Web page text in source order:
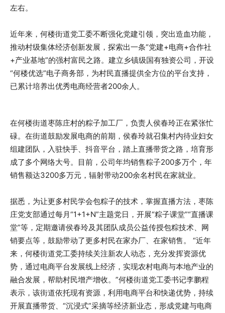
左右。
近年来，何楼街道党工委不断强化党建引领，突出造血功能，
推动村级集体经济创新发展，探索出一条“党建+电商+合作社
+产业基地”的强村富民之路。建立乡镇级国有独资公司，开设
“何楼优选”电子商务部，为村民直播提供全方位的平台支持，
已累计培养出优秀电商经营者200余人。
在何楼街道枣陈庄村的粽子加工厂，负责人侯春玲正在紧张忙
碌。在街道鼓励发展电商的前期，侯春玲就召集村内待业妇女
组建团队，入驻快手、抖音平台，踏上直播带货之路，培育形
成了多个网络大号。目前，公司年均销售粽子200多万个，年
销售额达3200多万元，辐射带动200余名村民在家就业。
据悉，为让更多村民学会包粽子的技术，掌握直播方法，枣陈
庄党支部通过每月“1+1+N”主题党日，开展“粽子课堂”“直播课
堂”等，定期邀请侯春玲及其团队成员公益传授包粽技术、网
销要点等，鼓励带动了更多村民在家办厂、在家销售。 “近年
来，何楼街道党工委持续关注新农人动态，充分发挥资源优
势，通过电商平台发展线上经济，实现农村电商与本地产业的
融合发展，帮助村民增产增收。”何楼街道党工委书记李鹏程
表示，该街道依托现有资源，利用电商平台和快递优势，持续
开展直播带货、“沉浸式”采摘等经济新业态，形成党建与电商